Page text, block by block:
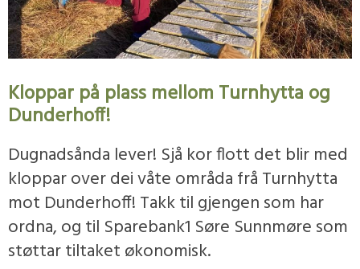
Kloppar på plass mellom Turnhytta og
Dunderhoff!
Dugnadsånda lever! Sjå kor flott det blir med
kloppar over dei våte områda frå Turnhytta
mot Dunderhoff! Takk til gjengen som har
ordna, og til Sparebank1 Søre Sunnmøre som
støttar tiltaket økonomisk.